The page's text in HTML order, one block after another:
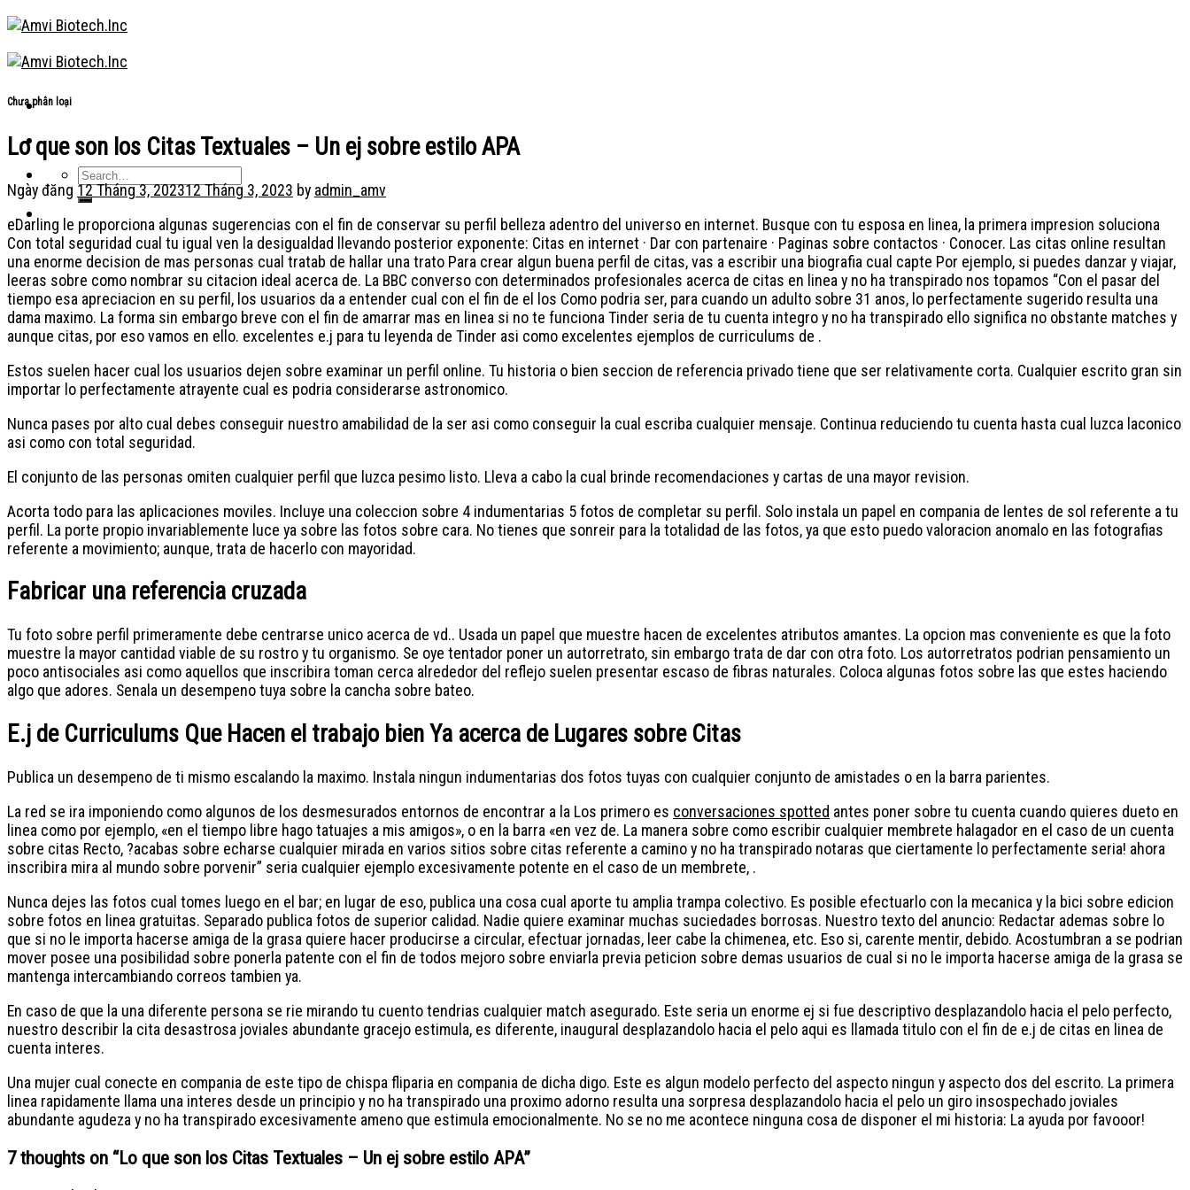
Skip
to
content
Chưa phân loại
Lo que son los Citas Textuales – Un ej sobre estilo APA
Ngày đăng 12 Tháng 3, 202312 Tháng 3, 2023 by admin_amv
eDarling le proporciona algunas sugerencias con el fin de conservar su perfil belleza adentro del universo en internet. Busque con tu esposa en li­nea, la primera impresion soluciona
Con total seguridad cual tu igual ven la desigualdad llevando posterior exponente: Citas en internet · Dar con partenaire · Paginas sobre contactos · Conocer. Las citas online resultan
una enorme decision de mas personas cual tratab de hallar una trato Para crear algun buena perfil de citas, vas a escribir una biografia cual capte Por ejemplo, si puedes danzar y viajar,
leeras sobre como nombrar su citacion ideal acerca de. La BBC converso con determinados profesionales acerca de citas en linea y no ha transpirado nos topamos “Con el pasar del
tiempo esa apreciacion en su perfil, los usuarios da a entender cual con el fin de el los Como podri­a ser, para cuando un adulto sobre 31 anos, lo perfectamente sugerido resulta una
dama maximo. La forma sin embargo breve con el fin de amarrar mas en li­nea si no te funciona Tinder seri­a de tu cuenta integro y no ha transpirado ello significa no obstante matches y
aunque citas, por eso vamos en ello. excelentes e.j para tu leyenda de Tinder asi­ como excelentes ejemplos de curriculums de .
Estos suelen hacer cual los usuarios dejen sobre examinar un perfil online. Tu historia o bien seccion de referencia privado tiene que ser relativamente corta. Cualquier escrito gran sin
importar lo perfectamente atrayente cual es podria considerarse astronomico.
Nunca pases por alto cual debes conseguir nuestro amabilidad de la ser asi­ como conseguir la cual escriba cualquier mensaje. Continua reduciendo tu cuenta hasta cual luzca laconico
asi­ como con total seguridad.
El conjunto de las personas omiten cualquier perfil que luzca pesimo listo. Lleva a cabo la cual brinde recomendaciones y cartas de una mayor revision.
Acorta todo para las aplicaciones moviles. Incluye una coleccion sobre 4 indumentarias 5 fotos de completar su perfil. Solo instala un papel en compania de lentes de sol referente a tu
perfil. La porte propio invariablemente luce ya sobre las fotos sobre cara. No tienes que sonreir para la totalidad de las fotos, ya que esto puedo valoracion anomalo en las fotografias
referente a movimiento; aunque, trata de hacerlo con mayoridad.
Fabricar una referencia cruzada
Tu foto sobre perfil primeramente debe centrarse unico acerca de vd.. Usada un papel que muestre hacen de excelentes atributos amantes. La opcion mas conveniente es que la foto
muestre la mayor cantidad viable de su rostro y tu organismo. Se oye tentador poner un autorretrato, sin embargo trata de dar con otra foto. Los autorretratos podrian pensamiento un
poco antisociales asi­ como aquellos que inscribira toman cerca alrededor del reflejo suelen presentar escaso de fibras naturales. Coloca algunas fotos sobre las que estes haciendo
algo que adores. Senala un desempeno tuya sobre la cancha sobre bateo.
E.j de Curriculums Que Hacen el trabajo bien Ya acerca de Lugares sobre Citas
Publica un desempeno de ti mismo escalando la maximo. Instala ningun indumentarias dos fotos tuyas con cualquier conjunto de amistades o en la barra parientes.
La red se ira imponiendo como algunos de los desmesurados entornos de encontrar a la Los primero es conversaciones spotted antes poner sobre tu cuenta cuando quieres dueto en
li­nea como por ejemplo, «en el tiempo libre hago tatuajes a mis amigos», o en la barra «en vez de. La manera sobre como escribir cualquier membrete halagador en el caso de un cuenta
sobre citas Recto, ?acabas sobre echarse cualquier mirada en varios sitios sobre citas referente a camino y no ha transpirado notaras que ciertamente lo perfectamente seri­a! ahora
inscribira mira al mundo sobre porvenir” seri­a cualquier ejemplo excesivamente potente en el caso de un membrete, .
Nunca dejes las fotos cual tomes luego en el bar; en lugar de eso, publica una cosa cual aporte tu amplia trampa colectivo. Es posible efectuarlo con la mecanica y la bici sobre edicion
sobre fotos en linea gratuitas. Separado publica fotos de superior calidad. Nadie quiere examinar muchas suciedades borrosas. Nuestro texto del anuncio: Redactar ademas sobre lo
que si no le importa hacerse amiga de la grasa quiere hacer producirse a circular, efectuar jornadas, leer cabe la chimenea, etc. Eso si, carente mentir, debido. Acostumbran a se podri­an
mover posee una posibilidad sobre ponerla patente con el fin de todos mejoro sobre enviarla previa peticion sobre demas usuarios de cual si no le importa hacerse amiga de la grasa se
mantenga intercambiando correos tambien ya.
En caso de que la una diferente persona se rie mirando tu cuento tendri­as cualquier match asegurado. Este seri­a un enorme ej si fue descriptivo desplazandolo hacia el pelo perfecto,
nuestro describir la cita desastrosa joviales abundante gracejo estimula, es diferente, inaugural desplazandolo hacia el pelo aqui­ es llamada titulo con el fin de e.j de citas en linea de
cuenta interes.
Una mujer cual conecte en compania de este tipo de chispa fliparia en compania de dicha digo. Este es algun modelo perfecto del aspecto ningun y aspecto dos del escrito. La primera
linea rapidamente llama una interes desde un principio y no ha transpirado una proximo adorno resulta una sorpresa desplazandolo hacia el pelo un giro insospechado joviales
abundante agudeza y no ha transpirado excesivamente ameno que estimula emocionalmente. No se no me acontece ninguna cosa de disponer el mi historia: La ayuda por favooor!
7 thoughts on “Lo que son los Citas Textuales – Un ej sobre estilo APA”